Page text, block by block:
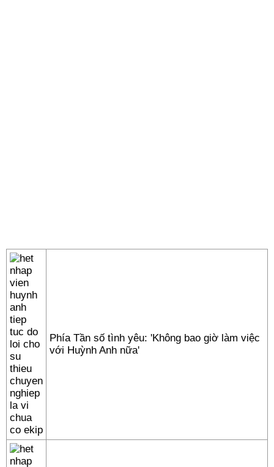
Phía Tần số tình yêu: 'Không bao giờ làm việc
với Huỳnh Anh nữa'